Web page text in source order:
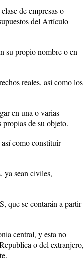
de empresas o
del Artículo
su propio nombre o en
reales, así como los
en una o varias
de su objeto.
como constituir
ya sean civiles,
que se contarán a partir
central, y esta no
o del extranjero,